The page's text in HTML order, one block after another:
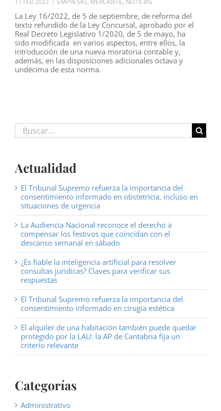
17 FEB 2023 | EMPRESAS, MERCANTIL, NOTICIAS
La Ley 16/2022, de 5 de septiembre, de reforma del
texto refundido de la Ley Concursal, aprobado por el
Real Decreto Legislativo 1/2020, de 5 de mayo, ha
sido modificada en varios aspectos, entre ellos, la
introducción de una nueva moratoria contable y,
además, en las disposiciones adicionales octava y
undécima de esta norma.
Buscar:
Actualidad
El Tribunal Supremo refuerza la importancia del
consentimiento informado en obstetricia, incluso en
situaciones de urgencia
La Audiencia Nacional reconoce el derecho a
compensar los festivos que coincidan con el
descanso semanal en sábado
¿Es fiable la inteligencia artificial para resolver
consultas jurídicas? Claves para verificar sus
respuestas
El Tribunal Supremo refuerza la importancia del
consentimiento informado en cirugía estética
El alquiler de una habitación también puede quedar
protegido por la LAU: la AP de Cantabria fija un
criterio relevante
Categorías
Administrativo